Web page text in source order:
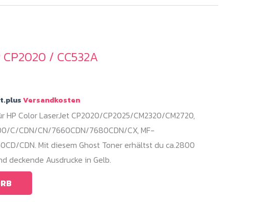
/ CC532A
Versandkosten
Color LaserJet CP2020/CP2025/CM2320/CM2720,
C/CDN/CN/7660CDN/7680CDN/CX, MF-
CDN. Mit diesem Ghost Toner erhältst du ca.2800
deckende Ausdrucke in Gelb.